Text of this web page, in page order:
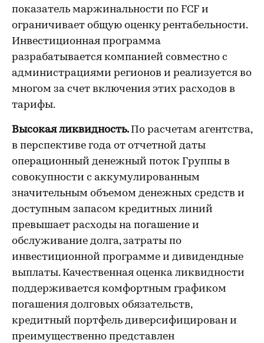
показатель маржинальности по FCF и
ограничивает общую оценку рентабельности.
Инвестиционная программа
разрабатывается компанией совместно с
администрациями регионов и реализуется во
многом за счет включения этих расходов в
тарифы.
Высокая ликвидность. По расчетам агентства,
в перспективе года от отчетной даты
операционный денежный поток Группы в
совокупности с аккумулированным
значительным объемом денежных средств и
доступным запасом кредитных линий
превышает расходы на погашение и
обслуживание долга, затраты по
инвестиционной программе и дивидендные
выплаты. Качественная оценка ликвидности
поддерживается комфортным графиком
погашения долговых обязательств,
кредитный портфель диверсифицирован и
преимущественно представлен